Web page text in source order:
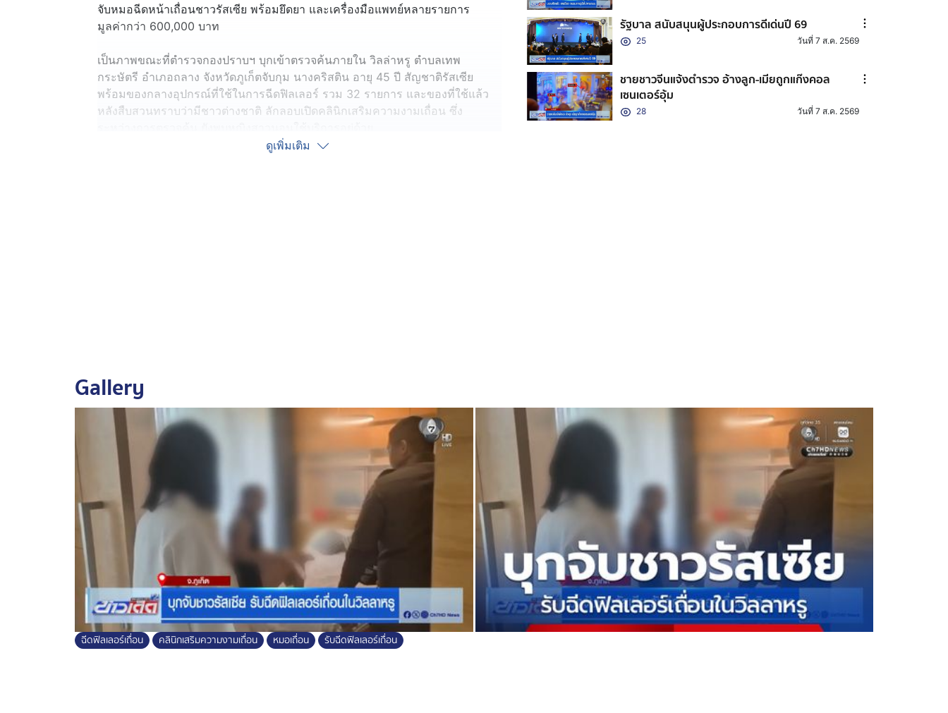
จับหมอฉีดหน้าเถื่อนชาวรัสเซีย พร้อมยึดยา และเครื่องมือแพทย์หลายรายการ
มูลค่ากว่า 600,000 บาท
เป็นภาพขณะที่ตำรวจกองปราบฯ บุกเข้าตรวจค้นภายใน วิลล่าหรู ตำบลเทพ
กระษัตรี อำเภอถลาง จังหวัดภูเก็ตจับกุม นางคริสติน อายุ 45 ปี สัญชาติรัสเซีย
พร้อมของกลางอุปกรณ์ที่ใช้ในการฉีดฟิลเลอร์ รวม 32 รายการ และของที่ใช้แล้ว
หลังสืบสวนทราบว่ามีชาวต่างชาติ ลักลอบเปิดคลินิกเสริมความงามเถื่อน ซึ่ง
ดูเพิ่มเติม
รัฐบาล สนับสนุนผู้ประกอบการดีเด่นปี 69
25 วันที่ 7 ส.ค. 2569
ชายชาวจีนแจ้งตำรวจ อ้างลูก-เมียถูกแก๊งคอล
เซนเตอร์อุ้ม
28 วันที่ 7 ส.ค. 2569
Gallery
ฉีดฟิลเลอร์เถื่อน คลินิกเสริมความงามเถื่อน หมอเถื่อน รับฉีดฟิลเลอร์เถื่อน